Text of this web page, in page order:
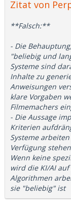
Zitat von
**Falsch:**
- Die
"beliebig und
Systeme sind
Inhalte zu
Anweisungen
klare Vorgaben
Filmemachers
- Die Aussage
Kriterien
Systeme
Verfügung
Wenn keine
wird die KI/AI
Algorithmen
sie "beliebig" ist